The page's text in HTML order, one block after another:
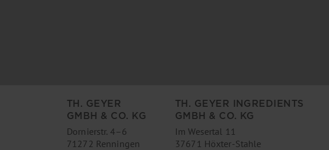
TH. GEYER
GMBH & CO. KG
Dornierstr. 4–6
71272 Renningen
TH. GEYER INGREDIENTS
GMBH & CO. KG
Im Wesertal 11
37671 Höxter-Stahle